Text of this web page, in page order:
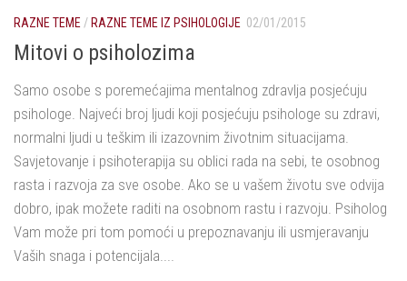
RAZNE TEME / RAZNE TEME IZ PSIHOLOGIJE 02/01/2015
Mitovi o psiholozima
Samo osobe s poremećajima mentalnog zdravlja posjećuju
psihologe. Najveći broj ljudi koji posjećuju psihologe su zdravi,
normalni ljudi u teškim ili izazovnim životnim situacijama.
Savjetovanje i psihoterapija su oblici rada na sebi, te osobnog
rasta i razvoja za sve osobe. Ako se u vašem životu sve odvija
dobro, ipak možete raditi na osobnom rastu i razvoju. Psiholog
Vam može pri tom pomoći u prepoznavanju ili usmjeravanju
Vaših snaga i potencijala....